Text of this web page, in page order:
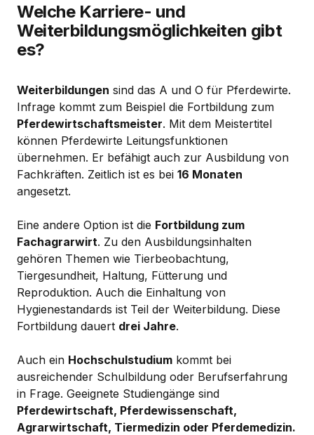
Welche Karriere- und
Weiterbildungsmöglichkeiten gibt
es?
Weiterbildungen sind das A und O für Pferdewirte.
Infrage kommt zum Beispiel die Fortbildung zum
Pferdewirtschaftsmeister. Mit dem Meistertitel
können Pferdewirte Leitungsfunktionen
übernehmen. Er befähigt auch zur Ausbildung von
Fachkräften. Zeitlich ist es bei 16 Monaten
angesetzt.
Eine andere Option ist die Fortbildung zum
Fachagrarwirt. Zu den Ausbildungsinhalten
gehören Themen wie Tierbeobachtung,
Tiergesundheit, Haltung, Fütterung und
Reproduktion. Auch die Einhaltung von
Hygienestandards ist Teil der Weiterbildung. Diese
Fortbildung dauert drei Jahre.
Auch ein Hochschulstudium kommt bei
ausreichender Schulbildung oder Berufserfahrung
in Frage. Geeignete Studiengänge sind
Pferdewirtschaft, Pferdewissenschaft,
Agrarwirtschaft, Tiermedizin oder Pferdemedizin.